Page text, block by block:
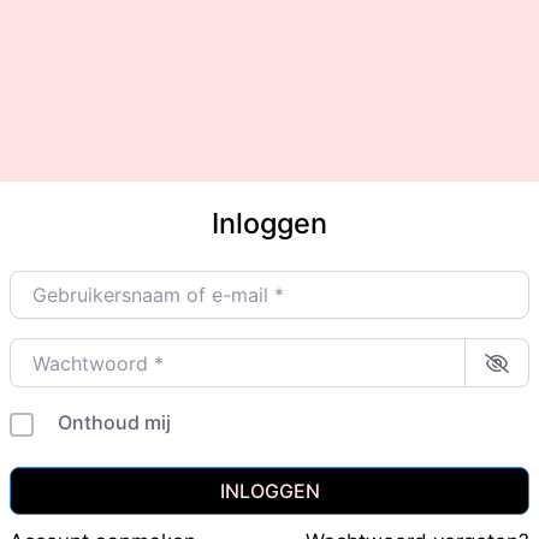
Inloggen
Gebruikersnaam of e-mail *
Wachtwoord
Onthoud mij
INLOGGEN